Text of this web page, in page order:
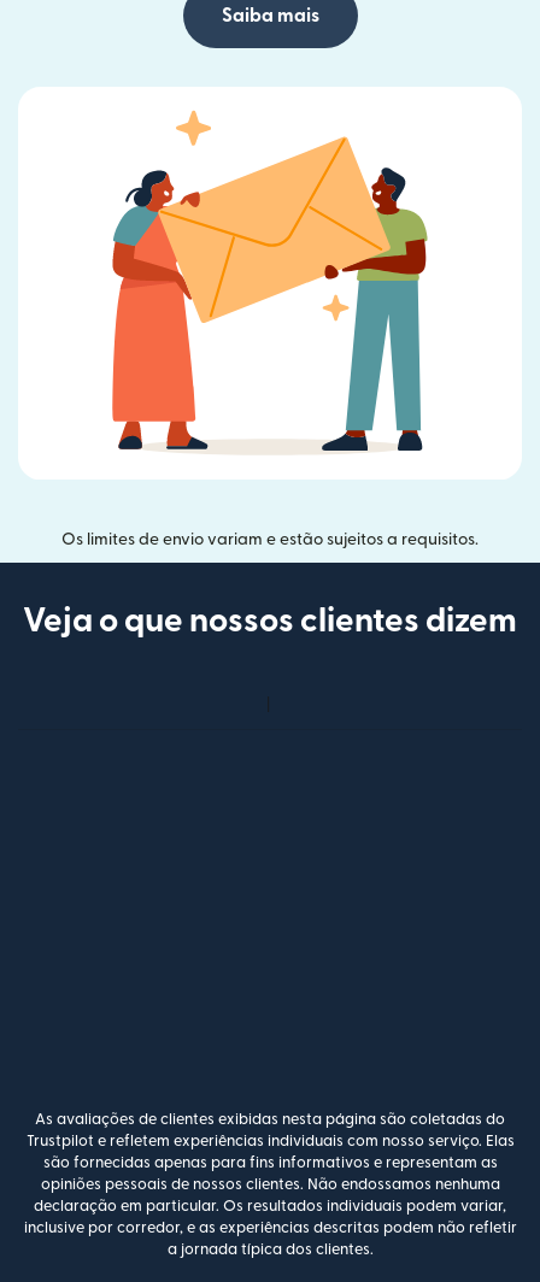
Saiba mais
Os limites de envio variam e estão sujeitos a requisitos.
Veja o que nossos clientes dizem
As avaliações de clientes exibidas nesta página são coletadas do
Trustpilot e refletem experiências individuais com nosso serviço. Elas
são fornecidas apenas para fins informativos e representam as
opiniões pessoais de nossos clientes. Não endossamos nenhuma
declaração em particular. Os resultados individuais podem variar,
inclusive por corredor, e as experiências descritas podem não refletir
a jornada típica dos clientes.